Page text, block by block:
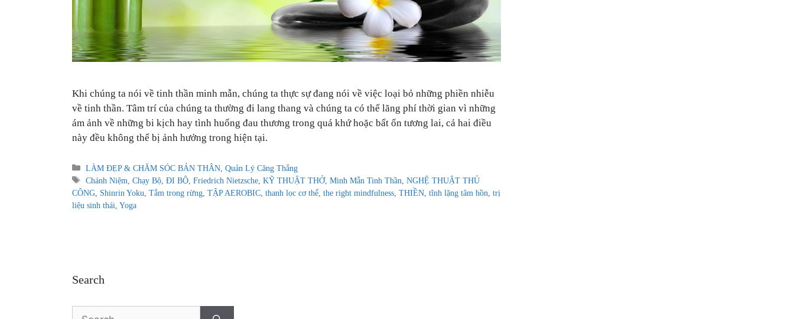
Khi chúng ta nói về tinh thần minh mẫn, chúng ta thực sự đang nói về việc loại bỏ những phiền nhiễu
về tinh thần. Tâm trí của chúng ta thường đi lang thang và chúng ta có thể lãng phí thời gian vì những
ám ảnh về những bi kịch hay tình huống đau thương trong quá khứ hoặc bất ổn tương lai, cả hai điều
này đều không thể bị ảnh hưởng trong hiện tại.
Categories
LÀM ĐẸP & CHĂM SÓC BẢN THÂN ,Quản Lý Căng Thẳng
Tags
Chánh Niệm ,Chạy Bộ ,ĐI BỘ ,Friedrich Nietzsche ,KỸ THUẬT THỞ,Minh Mẫn Tinh Thần ,NGHỆ THUẬT THỦ
CÔNG Shinrin Yoku Tắm trong rừng TẬP AEROBIC thanh lọc cơ thể the right mindfulness THIỀN tĩnh lặng tâm hồn trị
liệu sinh thái Yoga
Search